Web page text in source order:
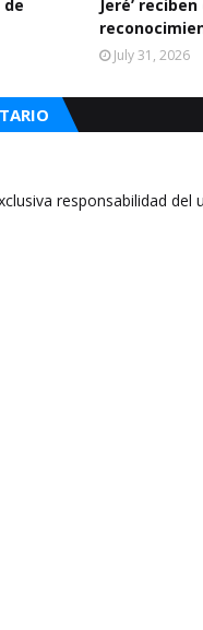
Jeré’
July 31, 2026
responsabilidad